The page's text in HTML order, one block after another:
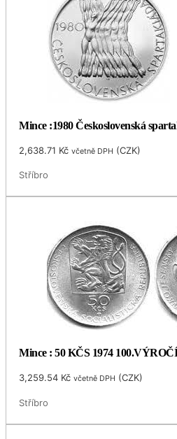
Mince :1980 Československá
2,638.71 Kč včetně DPH (CZK)
Stříbro
Mince : 50 KČS 1974
3,259.54 Kč včetně DPH (CZK)
Stříbro